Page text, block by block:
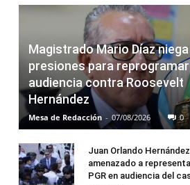
Magistrado Mario Díaz niega
presiones para reprogramar
audiencia contra Roosevelt
Hernández
Mesa de Redacción - 07/08/2026 0
Juan Orlando
amenazado a
PGR en audiencia del